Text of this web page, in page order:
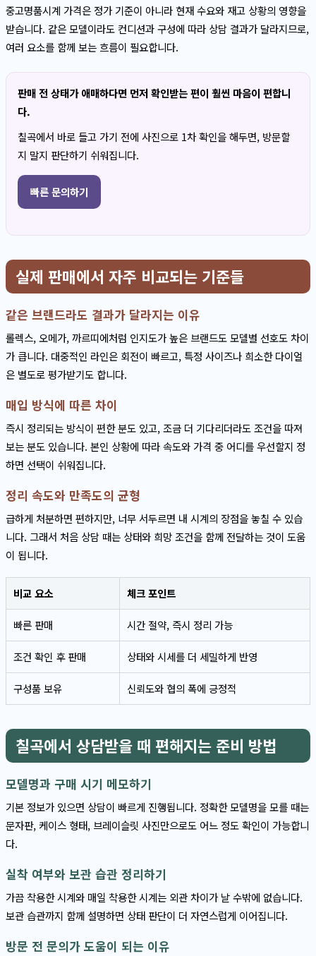
중고명품시계 가격은 정가 기준이 아니라 현재 수요와 재고 상황의 영향을
받습니다. 같은 모델이라도 컨디션과 구성에 따라 상담 결과가 달라지므로,
여러 요소를 함께 보는 흐름이 필요합니다.
판매 전 상태가 애매하다면 먼저 확인받는 편이 훨씬 마음이 편합니
다.
칠곡에서 바로 들고 가기 전에 사진으로 1차 확인을 해두면, 방문할
지 말지 판단하기 쉬워집니다.
빠른 문의하기
실제 판매에서 자주 비교되는 기준들
같은 브랜드라도 결과가 달라지는 이유
롤렉스, 오메가, 까르띠에처럼 인지도가 높은 브랜드도 모델별 선호도 차이
가 큽니다. 대중적인 라인은 회전이 빠르고, 특정 사이즈나 희소한 다이얼
은 별도로 평가받기도 합니다.
매입 방식에 따른 차이
즉시 정리되는 방식이 편한 분도 있고, 조금 더 기다리더라도 조건을 따져
보는 분도 있습니다. 본인 상황에 따라 속도와 가격 중 어디를 우선할지 정
하면 선택이 쉬워집니다.
정리 속도와 만족도의 균형
급하게 처분하면 편하지만, 너무 서두르면 내 시계의 장점을 놓칠 수 있습
니다. 그래서 처음 상담 때는 상태와 희망 조건을 함께 전달하는 것이 도움
이 됩니다.
비교 요소 체크 포인트
빠른 판매 시간 절약, 즉시 정리 가능
조건 확인 후 판매 상태와 시세를 더 세밀하게 반영
구성품 보유 신뢰도와 협의 폭에 긍정적
칠곡에서 상담받을 때 편해지는 준비 방법
모델명과 구매 시기 메모하기
기본 정보가 있으면 상담이 빠르게 진행됩니다. 정확한 모델명을 모를 때는
문자판, 케이스 형태, 브레이슬릿 사진만으로도 어느 정도 확인이 가능합니
다.
실착 여부와 보관 습관 정리하기
가끔 착용한 시계와 매일 착용한 시계는 외관 차이가 날 수밖에 없습니다.
보관 습관까지 함께 설명하면 상태 판단이 더 자연스럽게 이어집니다.
방문 전 문의가 도움이 되는 이유